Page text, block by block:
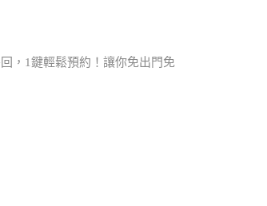
，1鍵輕鬆預約！讓你免出門免